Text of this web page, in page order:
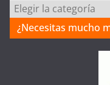
Categorías
la
¿Necesitas mucho